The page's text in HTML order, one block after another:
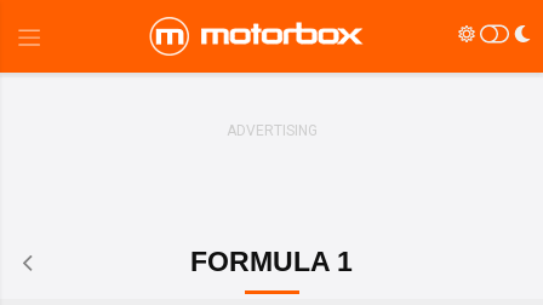
FORMULA 1